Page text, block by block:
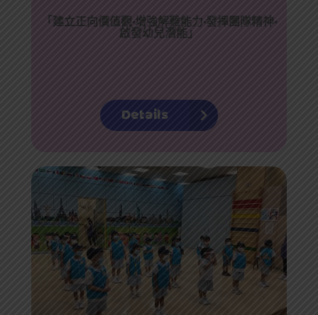
「建立正向價值觀·增強解難能力·發揮團隊精神·
啟發幼兒潛能」
Details